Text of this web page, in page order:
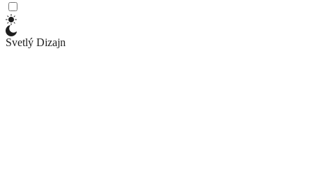
Svetlý Dizajn